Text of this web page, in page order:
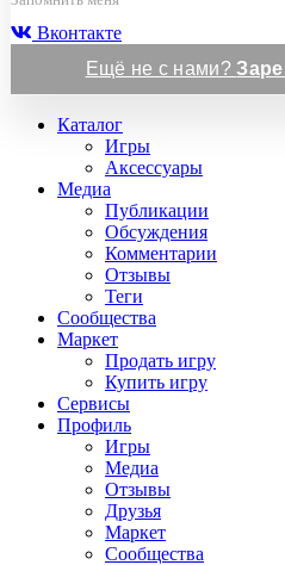
Вконтакте
Ещё не с нами?
Каталог
Игры
Аксессуары
Медиа
Публикации
Обсуждения
Комментарии
Отзывы
Теги
Сообщества
Маркет
Продать игру
Купить игру
Сервисы
Профиль
Игры
Медиа
Отзывы
Друзья
Маркет
Сообщества